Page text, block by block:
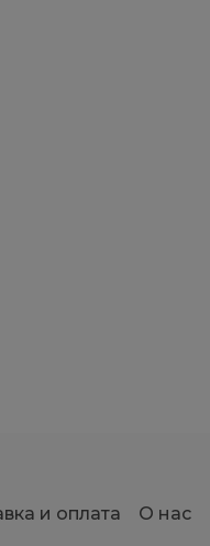
и оплата О нас